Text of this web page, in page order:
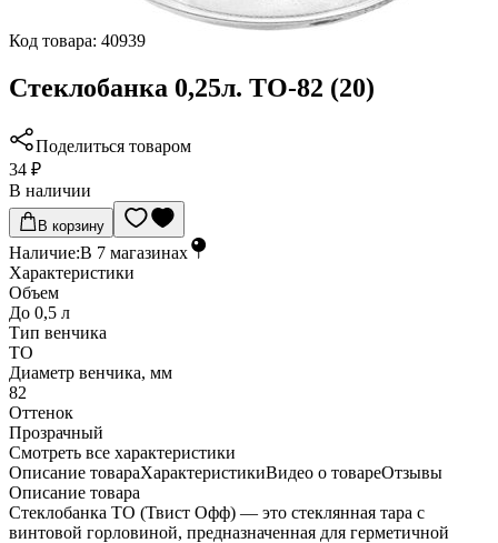
Код товара: 40939
Стеклобанка 0,25л. ТО-82 (20)
Поделиться товаром
34 ₽
В наличии
В корзину
Наличие:В 7 магазинах
Характеристики
Объем
До 0,5 л
Тип венчика
ТО
Диаметр венчика, мм
82
Оттенок
Прозрачный
Cмотреть все характеристики
Описание товараХарактеристикиВидео о товареОтзывы
Описание товара
Стеклобанка ТО (Твист Офф) — это стеклянная тара с
винтовой горловиной, предназначенная для герметичной